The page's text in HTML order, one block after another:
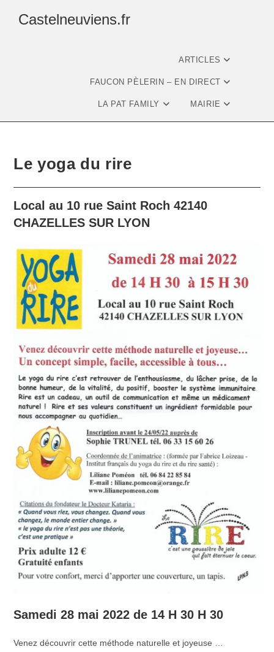
Castelneuviens.fr
ARTICLES
FAUCON PÈLERIN – EN DIRECT
LA PAT FAMILY MAIRIE
Le yoga du rire
Local au 10 rue Saint Roch 42140
CHAZELLES SUR LYON
Samedi 28 mai 2022 de 14 H 30 H 30
Venez découvrir cette méthode naturelle et joyeuse …